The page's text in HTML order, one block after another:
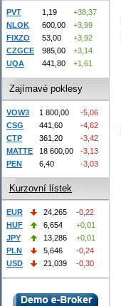
PVT 1,19
+38,37
NLOK
600,00
+3,99
FIXZO
53,00
+3,92
CZGCE
985,00
+3,14
UQA
441,80 +1,61
Zajímavé poklesy
VOW3 1 800,00
-5,06
CSG
441,60
-4,62
CTP
361,20
-3,42
MATTE
18 600,00
-3,13
PEN
6,40 -3,03
Kurzovní lístek
EUR 24,265
-0,22
HUF
6,654
+0,01
JPY
13,286
+0,01
PLN
5,646
-0,24
USD
21,039 -0,30